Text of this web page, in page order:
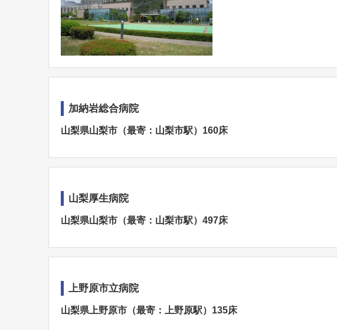
加納岩総合病院
山梨県山梨市（最寄：山梨市駅）160床
山梨厚生病院
山梨県山梨市（最寄：山梨市駅）497床
上野原市立病院
山梨県上野原市（最寄：上野原駅）135床